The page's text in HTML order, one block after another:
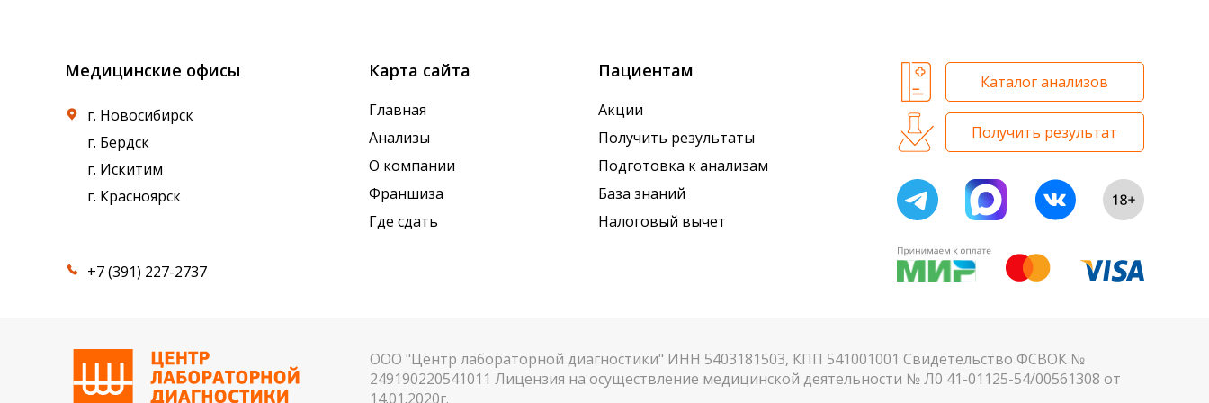
Медицинские офисы
г. Новосибирск
г. Бердск
г. Искитим
г. Красноярск
+7 (391) 227-2737
Карта сайта
Главная
Анализы
О компании
Франшиза
Где сдать
Пациентам
Акции
Получить результаты
Подготовка к анализам
База знаний
Налоговый вычет
Каталог анализов
Получить результат
ООО "Центр лабораторной диагностики" ИНН 5403181503, КПП 541001001 Свидетельство ФСВОК №
249190220541011 Лицензия на осуществление медицинской деятельности № Л0 41-01125-54/00561308 от
14.01.2020г.